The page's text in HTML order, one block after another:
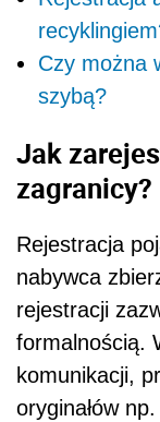
Czy można
szybą?
Jak
zagranicy?
Rejestracja
nabywca
rejestracji
formalnością.
komunikacji,
oryginałów